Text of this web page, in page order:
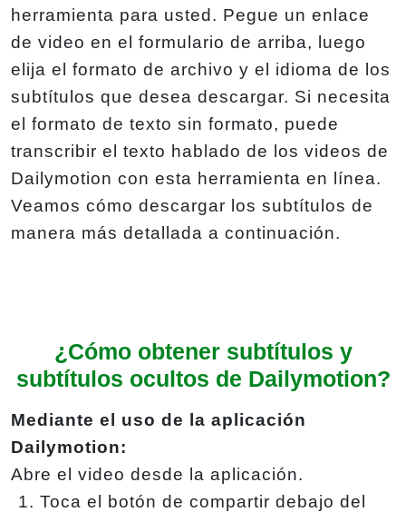
herramienta para usted. Pegue un enlace
de video en el formulario de arriba, luego
elija el formato de archivo y el idioma de los
subtítulos que desea descargar. Si necesita
el formato de texto sin formato, puede
transcribir el texto hablado de los videos de
Dailymotion con esta herramienta en línea.
Veamos cómo descargar los subtítulos de
manera más detallada a continuación.
¿Cómo obtener subtítulos y
subtítulos ocultos de Dailymotion?
Mediante el uso de la aplicación
Dailymotion:
Abre el video desde la aplicación.
Toca el botón de compartir debajo del